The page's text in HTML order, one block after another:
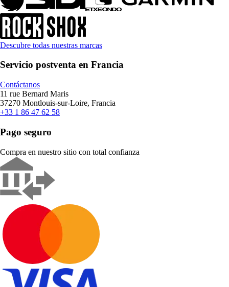
Descubre todas nuestras marcas
Servicio postventa en Francia
Contáctanos
11 rue Bernard Maris
37270 Montlouis-sur-Loire, Francia
+33 1 86 47 62 58
Pago seguro
Compra en nuestro sitio con total confianza